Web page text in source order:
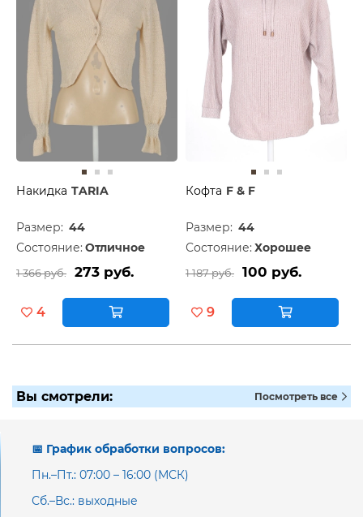
Накидка TARIA
Размер: 44
Состояние: Отличное
1 366 руб. 273 руб.
4
Кофта F & F
Размер: 44
Состояние: Хорошее
1 187 руб. 100 руб.
9
Вы смотрели: Посмотреть все
📅 График обработки вопросов:
Пн.–Пт.: 07:00 – 16:00 (МСК)
Сб.–Вс.: выходные